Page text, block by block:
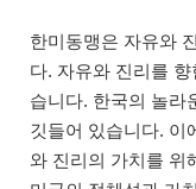
한미동맹은 자유와
다. 자유와 진리를
습니다. 한국의 놀라
깃들어 있습니다. 이
와 진리의 가치를 위